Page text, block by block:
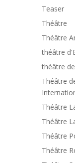
Teaser
Théâtre
Théâtre
théâtre
théâtre
Théâtre
Théâtre
Théâtre
Théâtre
Théâtre